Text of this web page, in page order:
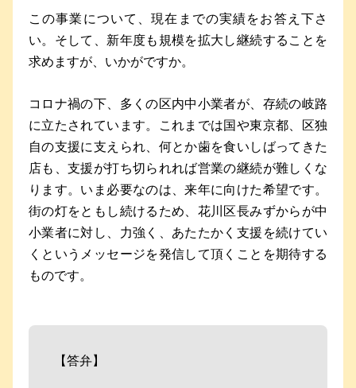
この事業について、現在までの実績をお答え下さ
い。そして、新年度も規模を拡大し継続することを
求めますが、いかがですか。
コロナ禍の下、多くの区内中小業者が、存続の岐路
に立たされています。これまでは国や東京都、区独
自の支援に支えられ、何とか歯を食いしばってきた
店も、支援が打ち切られれば営業の継続が難しくな
ります。いま必要なのは、来年に向けた希望です。
街の灯をともし続けるため、花川区長みずからが中
小業者に対し、力強く、あたたかく支援を続けてい
くというメッセージを発信して頂くことを期待する
ものです。
【答弁】